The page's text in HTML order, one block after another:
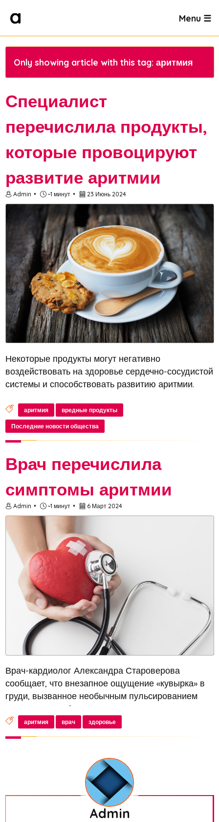
Menu ☰
Only showing article with this tag: аритмия
Специалист
перечислила продукты,
которые провоцируют
развитие аритмии
Admin ~1 минут 23 Июнь 2024
Некоторые продукты могут негативно
воздействовать на здоровье сердечно-сосудистой
системы и способствовать развитию аритмии.
могут стимулировать сердце, увеличивая его
частоту сокращений.
аритмия вредные продукты
Последние новости общества
Врач перечислила
симптомы аритмии
Admin ~1 минут 6 Март 2024
Врач-кардиолог Александра Староверова
сообщает, что внезапное ощущение «кувырка» в
груди, вызванное необычным пульсированием
сердца, может быть признаком аритмии, передает
«Вечерняя Москва»
аритмия врач здоровье
Admin